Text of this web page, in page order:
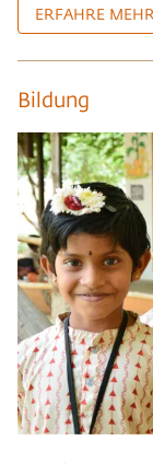
ERFAHRE
Bildung